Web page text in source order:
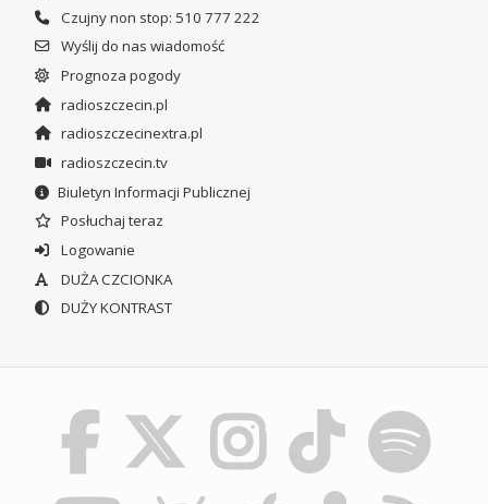
Czujny non stop: 510 777 222
Wyślij do nas wiadomość
Prognoza pogody
radioszczecin.pl
radioszczecinextra.pl
radioszczecin.tv
Biuletyn Informacji Publicznej
Posłuchaj teraz
Logowanie
DUŻA CZCIONKA
DUŻY KONTRAST